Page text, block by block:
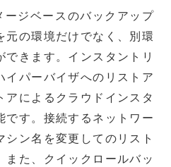
ージベースのバックアップ
元の環境だけでなく、別環
きます。インスタントリ
イパーバイザへのリストア
アによるクラウドインスタ
です。接続するネットワー
シン名を変更してのリスト
また、クイックロールバッ